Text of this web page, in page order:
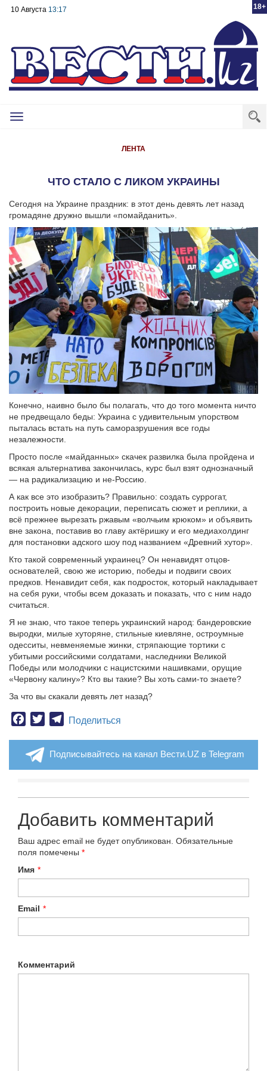
18+
10 Августа 13:17
Toggle
ЛЕНТА
ЧТО СТАЛО С ЛИКОМ УКРАИНЫ
Сегодня на Украине праздник: в этот день девять лет назад
громадяне дружно вышли «помайданить».
Конечно, наивно было бы полагать, что до того момента ничто
не предвещало беды: Украина с удивительным упорством
пыталась встать на путь саморазрушения все годы
незалежности.
Просто после «майданных» скачек развилка была пройдена и
всякая альтернатива закончилась, курс был взят однозначный
— на радикализацию и не-Россию.
А как все это изобразить? Правильно: создать суррогат,
построить новые декорации, переписать сюжет и реплики, а
всё прежнее вырезать ржавым «волчьим крюком» и объявить
вне закона, поставив во главу актёришку и его медиахолдинг
для постановки адского шоу под названием «Древний хутор».
Кто такой современный украинец? Он ненавидят отцов-
основателей, свою же историю, победы и подвиги своих
предков. Ненавидит себя, как подросток, который накладывает
на себя руки, чтобы всем доказать и показать, что с ним надо
считаться.
Я не знаю, что такое теперь украинский народ: бандеровские
выродки, милые хуторяне, стильные киевляне, остроумные
одесситы, невменяемые жинки, стряпающие тортики с
убитыми российскими солдатами, наследники Великой
Победы или молодчики с нацистскими нашивками, орущие
«Червону калину»? Кто вы такие? Вы хоть сами-то знаете?
За что вы скакали девять лет назад?
Facebook
TwitterTelegram
Поделиться
Подписывайтесь на канал Вести.UZ в Telegram
Добавить комментарий
Ваш адрес email не будет опубликован. Обязательные
поля помечены *
Имя *
Email *
Комментарий